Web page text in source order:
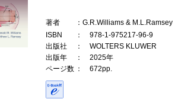
著者
：G.R.Williams & M.L.Ramsey
ISBN
： 978-1-975217-96-9
出版社
： WOLTERS KLUWER
出版年
： 2025年
ページ数 ： 672pp.